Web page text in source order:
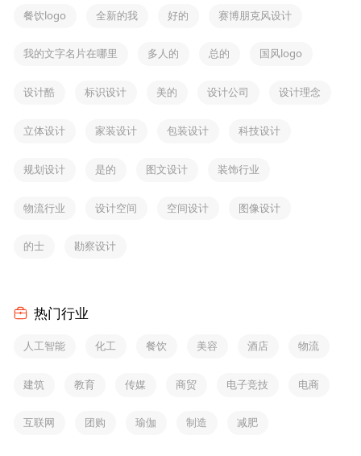
餐饮logo 全新的我 好的 赛博朋克风设计
我的文字名片在哪里 多人的 总的 国风logo
设计酷 标识设计 美的 设计公司 设计理念
立体设计 家装设计 包装设计 科技设计
规划设计 是的 图文设计 装饰行业
物流行业 设计空间 空间设计 图像设计
的士 勘察设计
热门行业
人工智能 化工 餐饮 美容 酒店 物流
建筑 教育 传媒 商贸 电子竞技 电商
互联网 团购 瑜伽 制造 减肥